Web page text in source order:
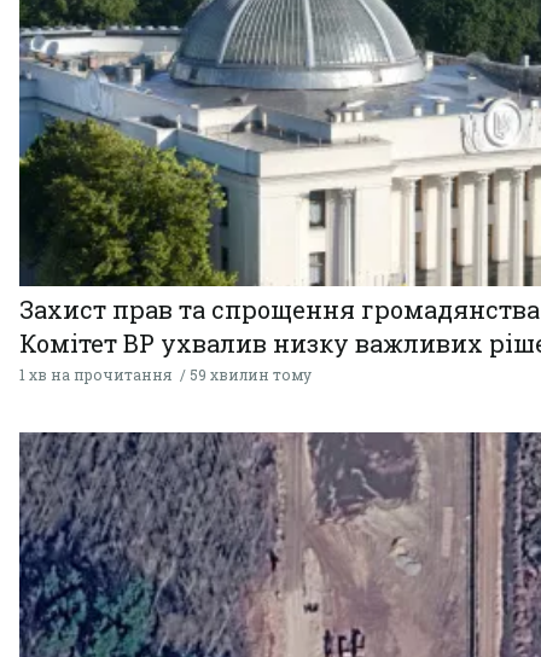
Захист прав та спрощення
Комітет ВР ухвалив низку важливих
1 хв на прочитання 59 хвилин тому